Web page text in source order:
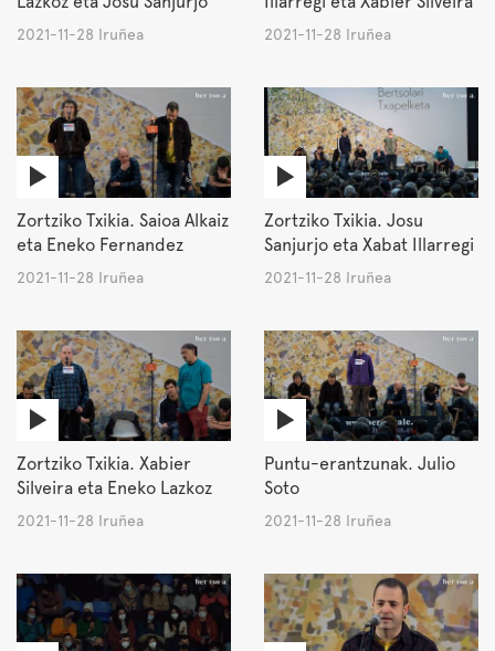
2021-11-28 Iruñea 2021-11-28 Iruñea
Zortziko Txikia. Saioa Alkaiz
eta Eneko Fernandez
2021-11-28 Iruñea
Zortziko Txikia. Josu
Sanjurjo eta Xabat Illarregi
2021-11-28 Iruñea
Zortziko Txikia. Xabier
Silveira eta Eneko Lazkoz
2021-11-28 Iruñea
Puntu-erantzunak. Julio
Soto
2021-11-28 Iruñea